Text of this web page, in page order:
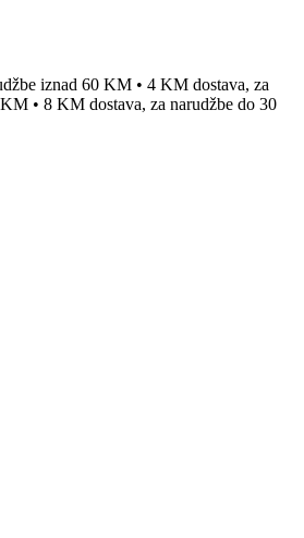
iznad 60 KM • 4 KM dostava, za
• 8 KM dostava, za narudžbe do 30